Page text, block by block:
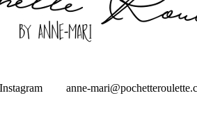
Instagram anne-